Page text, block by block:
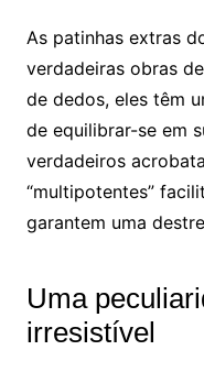
As patinhas extras
verdadeiras obras
de dedos, eles têm
de equilibrar-se em
verdadeiros
“multipotentes”
garantem uma
Uma
irresistível